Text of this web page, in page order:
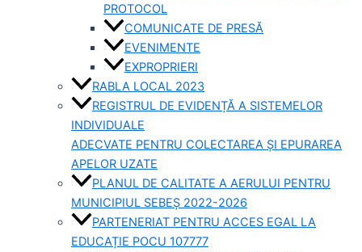
PROTOCOL
COMUNICATE DE PRESĂ
EVENIMENTE
EXPROPRIERI
RABLA LOCAL 2023
REGISTRUL DE EVIDENȚĂ A SISTEMELOR
INDIVIDUALE
ADECVATE PENTRU COLECTAREA ȘI EPURAREA
APELOR UZATE
PLANUL DE CALITATE A AERULUI PENTRU
MUNICIPIUL SEBEȘ 2022-2026
PARTENERIAT PENTRU ACCES EGAL LA
EDUCAȚIE POCU 107777